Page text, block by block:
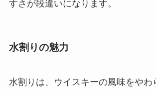
すさが段違いになります。
水割りの魅力
水割りは、ウイスキーの風味をやわ